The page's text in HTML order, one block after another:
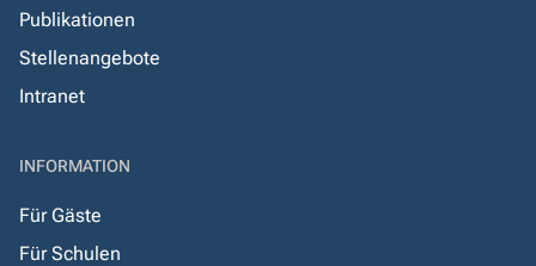
Publikationen
Stellenangebote
Intranet
INFORMATION
Für Gäste
Für Schulen